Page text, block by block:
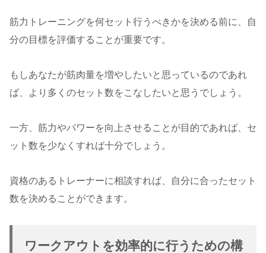
筋力トレーニングを何セット行うべきかを決める前に、自
分の目標を評価することが重要です。
もしあなたが筋肉量を増やしたいと思っているのであれ
ば、より多くのセット数をこなしたいと思うでしょう。
一方、筋力やパワーを向上させることが目的であれば、セ
ット数を少なくすれば十分でしょう。
資格のあるトレーナーに相談すれば、自分に合ったセット
数を決めることができます。
ワークアウトを効率的に行うための構